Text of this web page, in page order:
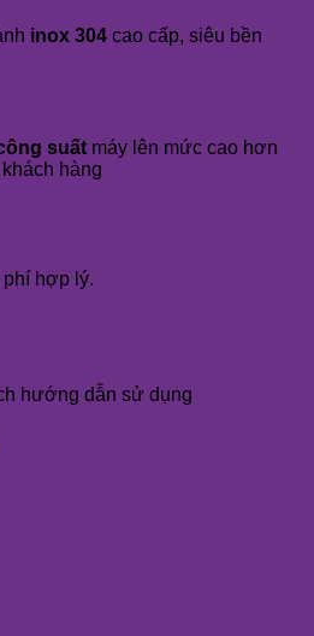
inox 304 cao cấp, siêu bền
suất máy lên mức cao hơn
hàng
phí hợp lý.
hướng dẫn sử dụng